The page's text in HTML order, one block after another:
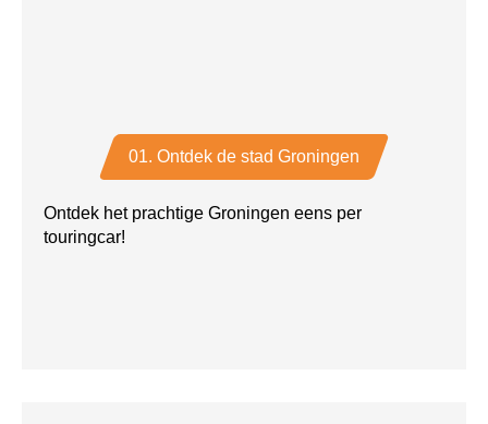
01. Ontdek de stad Groningen
Ontdek het prachtige Groningen eens per
touringcar!